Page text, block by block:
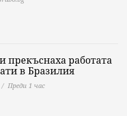
прекъснаха работата
в Бразилия
Преди 1 час